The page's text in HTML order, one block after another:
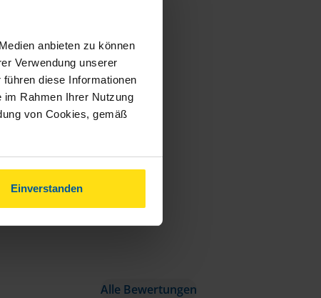
anbieten zu können
Verwendung unserer
diese Informationen
im Rahmen Ihrer Nutzung
von Cookies, gemäß
Einverstanden
Alle Bewertungen